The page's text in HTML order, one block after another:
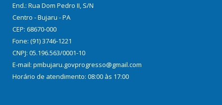
End.: Rua Dom Pedro II, S/N
Centro - Bujaru - PA
CEP: 68670-000
Fone: (91) 3746-1221
CNPJ: 05.196.563/0001-10
E-mail: pmbujaru.govprogresso@gmail.com
Horário de atendimento: 08:00 às 17:00